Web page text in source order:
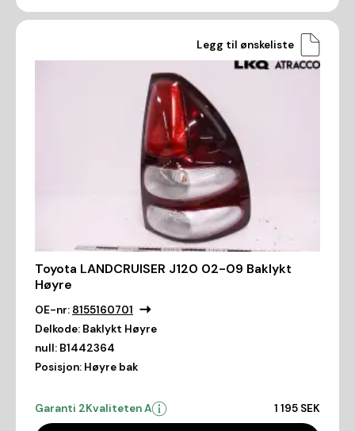
Legg til ønskeliste
Toyota LANDCRUISER J120 02-09 Baklykt
Høyre
OE-nr: 8155160701
Delkode: Baklykt Høyre
null: B1442364
Posisjon: Høyre bak
Garanti 2Kvaliteten A 1 195 SEK